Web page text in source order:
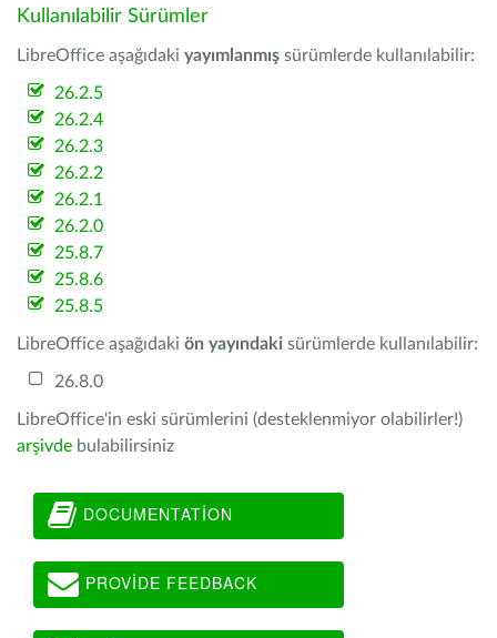
Kullanılabilir Sürümler
LibreOffice aşağıdaki yayımlanmış sürümlerde kullanılabilir:
26.2.5
26.2.4
26.2.3
26.2.2
26.2.1
26.2.0
25.8.7
25.8.6
25.8.5
LibreOffice aşağıdaki ön yayındaki sürümlerde kullanılabilir:
26.8.0
LibreOffice'in eski sürümlerini (desteklenmiyor olabilirler!)
arşivde bulabilirsiniz
DOCUMENTATION
PROVIDE FEEDBACK